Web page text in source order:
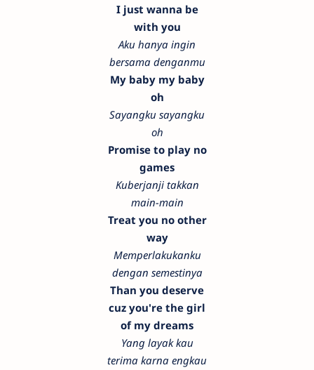
I just wanna be
with you
Aku hanya ingin
bersama denganmu
My baby my baby
oh
Sayangku sayangku
oh
Promise to play no
games
Kuberjanji takkan
main-main
Treat you no other
way
Memperlakukanku
dengan semestinya
Than you deserve
cuz you're the girl
of my dreams
Yang layak kau
terima karna engkau